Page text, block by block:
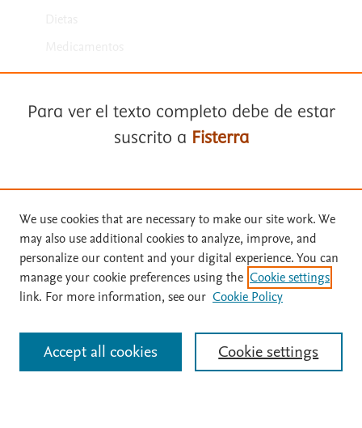
Copyright ©2026Elsevier España SLU, sus licenciantes y
colaboradores. Se reservan todos los derechos, incluidos los de minería
de texto y datos, entrenamiento de IA y tecnologías similares. Página
Este sitio utiliza cookies.Cookie settings
Para ver el texto completo debe de estar
suscrito a Fisterra
Solicite una prueba gratuita
Identificarse
We use cookies that are necessary to make our site work. We
may also use additional cookies to analyze, improve, and
personalize our content and your digital experience. You can
manage your cookie preferences using the Cookie settings
link. For more information, see our Cookie Policy
Cookie settings
Accept all cookies